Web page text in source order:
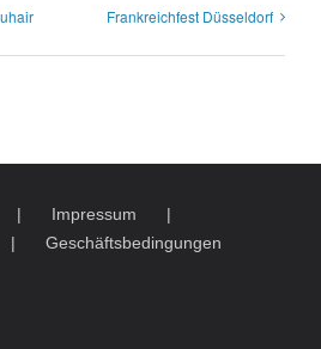
Frankreichfest Düsseldorf
Impressum
Geschäftsbedingungen